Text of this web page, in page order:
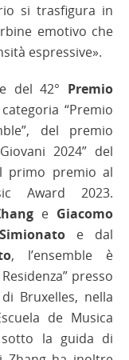
si trasfigura in
emotivo che
espressive».
del 42° Premio
“Premio
del premio
2024” del
primo premio al
Award 2023.
e Giacomo
e dal
, l’ensemble è
presso
Bruxelles, nella
de Musica
la guida di